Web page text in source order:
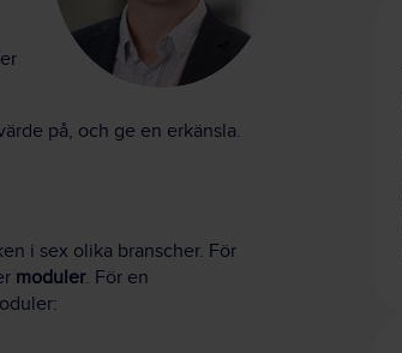
på, och ge en erkänsla.
i sex olika branscher. För
moduler. För en